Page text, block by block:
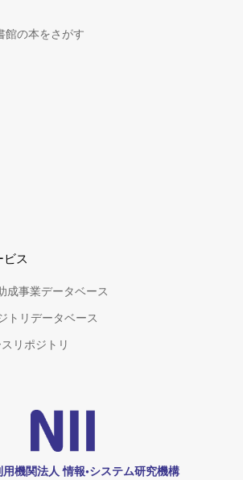
館の本をさがす
ビス
成事業データベース
トリデータベース
リポジトリ
機関法人 情報•システム研究機構